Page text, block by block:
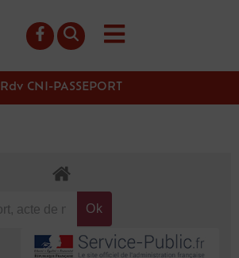
Rdv CNI-PASSEPORT